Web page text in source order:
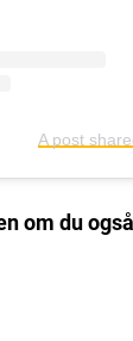
A post
om du